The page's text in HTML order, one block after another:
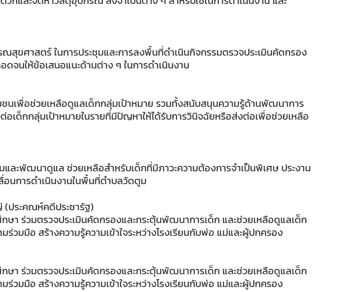
ขศาสตร์ ในการประชุมและการลงพื้นที่ดำเนินกิจกรรมตรวจประเมินคัดกรอง
นให้ข้อเสนอแนะด้านต่าง ๆ ในการดำเนินงาน
เพื่อช่วยเหลือดูแลเด็กกลุ่มเป้าหมาย รวมทั้งสนับสนุนความรู้ด้านพัฒนาการ
อเด็กกลุ่มเป้าหมายในรายที่มีปัญหาให้ได้รับการวินิจฉัยหรือส่งต่อเพื่อช่วยเหลือ
ละพัฒนาดูแล ช่วยเหลือสำหรับเด็กที่มีภาวะความต้องการจำเป็นพิเศษ ประงาน
นการดำเนินงานในพื้นที่ตำบลวัดตูม
(ประคณห์คดีประชารัฐ)
า ร่วมตรวจประเมินคัดกรองและกระตุ้นพัฒนาการเด็ก และช่วยเหลือดูแลเด็ก
มมือ สร้างความรู้ความเข้าใจระหว่างโรงเรียนกับพ่อ แม่และผู้ปกครอง
า ร่วมตรวจประเมินคัดกรองและกระตุ้นพัฒนาการเด็ก และช่วยเหลือดูแลเด็ก
มมือ สร้างความรู้ความเข้าใจระหว่างโรงเรียนกับพ่อ แม่และผู้ปกครอง